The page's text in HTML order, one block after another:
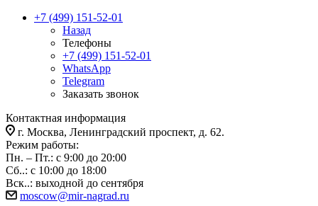
+7 (499) 151-52-01
Назад
Телефоны
+7 (499) 151-52-01
WhatsApp
Telegram
Заказать звонок
Контактная информация
г. Москва, Ленинградский проспект, д. 62.
Режим работы:
Пн. – Пт.: с 9:00 до 20:00
Сб..: с 10:00 до 18:00
Вск..: выходной до сентября
moscow@mir-nagrad.ru